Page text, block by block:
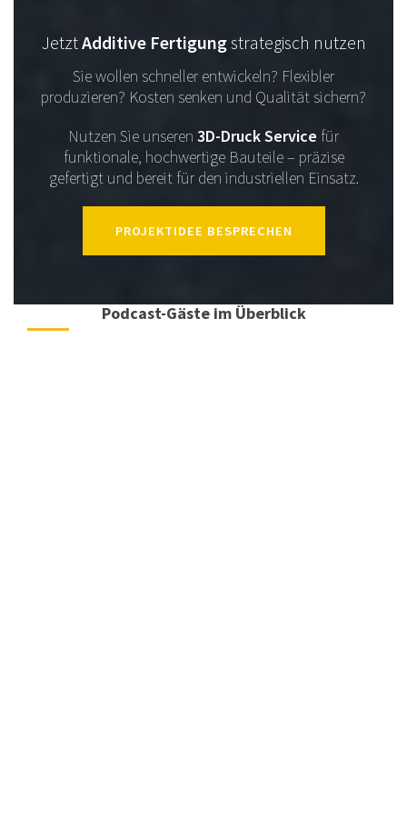
JetztAdditive Fertigungstrategisch nutzen
Sie wollen schneller entwickeln? Flexibler
produzieren? Kosten senken und Qualität sichern?
Nutzen Sie unseren 3D-Druck Service für
funktionale, hochwertige Bauteile – präzise
gefertigt und bereit für den industriellen Einsatz.
PROJEKTIDEE BESPRECHEN
Podcast-Gäste im Überblick